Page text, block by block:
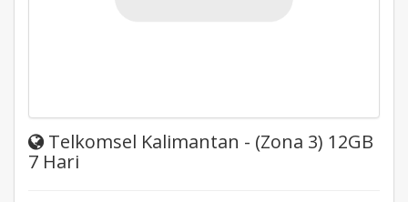
Telkomsel Kalimantan - (Zona 3) 12GB
7 Hari